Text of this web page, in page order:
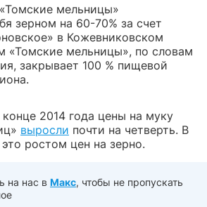
мельницы»
зерном на 60-70% за счет
в Кожевниковском
«Томские мельницы», по словам
закрывает 100 % пищевой
2014 года цены на муку
выросли почти на четверть. В
ростом цен на зерно.
на нас в Макс, чтобы не пропускать